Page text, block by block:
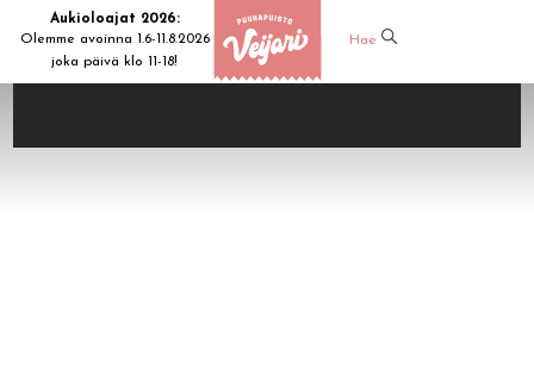
Aukioloajat 2026:
Olemme avoinna 1.6-11.8.2026
joka päivä klo 11-18!
Hae